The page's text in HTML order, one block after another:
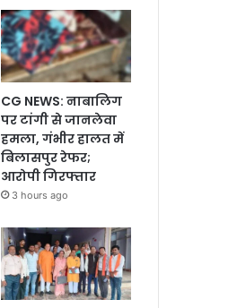
CG NEWS: नाबालिग
पर टांगी से जानलेवा
हमला, गंभीर हालत में
बिलासपुर रेफर;
आरोपी गिरफ्तार
3 hours ago